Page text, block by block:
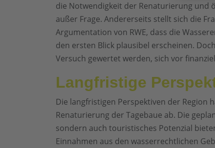
die Notwendigkeit der Renaturierung und
außer Frage. Andererseits stellt sich die
Argumentation von RWE, dass die
den ersten Blick plausibel erscheinen.
Versuch gewertet werden, sich vor
Langfristige
Die langfristigen Perspektiven der Region
Renaturierung der Tagebaue ab. Die
sondern auch touristisches Potenzial
Einnahmen aus den wasserrechtlichen